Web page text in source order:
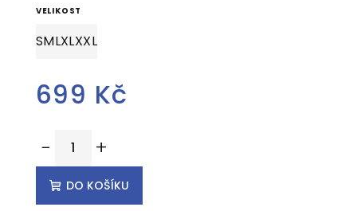
VELIKOST
SMLXLXXL
699 Kč
cena:
+
−
DO KOŠÍKU